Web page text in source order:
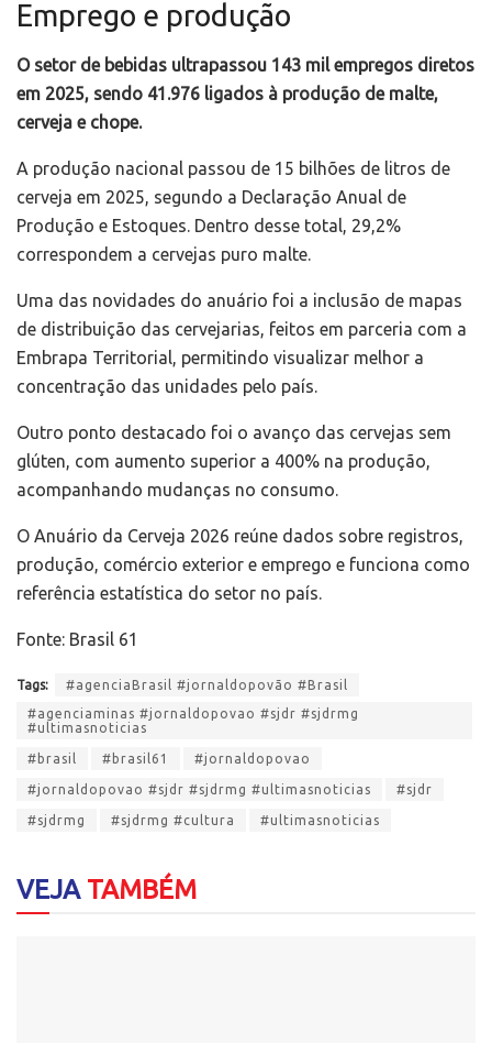
Emprego e produção
O setor de bebidas ultrapassou 143 mil empregos diretos
em 2025, sendo 41.976 ligados à produção de malte,
cerveja e chope.
A produção nacional passou de 15 bilhões de litros de
cerveja em 2025, segundo a Declaração Anual de
Produção e Estoques. Dentro desse total, 29,2%
correspondem a cervejas puro malte.
Uma das novidades do anuário foi a inclusão de mapas
de distribuição das cervejarias, feitos em parceria com a
Embrapa Territorial, permitindo visualizar melhor a
concentração das unidades pelo país.
Outro ponto destacado foi o avanço das cervejas sem
glúten, com aumento superior a 400% na produção,
acompanhando mudanças no consumo.
O Anuário da Cerveja 2026 reúne dados sobre registros,
produção, comércio exterior e emprego e funciona como
referência estatística do setor no país.
Fonte: Brasil 61
Tags:
#agenciaBrasil #jornaldopovão #Brasil
#agenciaminas #jornaldopovao #sjdr #sjdrmg
#ultimasnoticias
#brasil #brasil61 #jornaldopovao
#jornaldopovao #sjdr #sjdrmg #ultimasnoticias #sjdr
#sjdrmg #sjdrmg #cultura #ultimasnoticias
VEJATAMBÉM